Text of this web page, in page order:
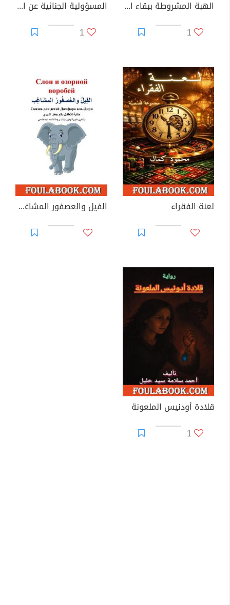
الهبة المشروطة ببقاء المنفعة مدى الحياة
1
المسؤولية الجنائية عن الإهمال المهني الجسيم في المهن الحساسة
1
لعنة الفقراء الفيل والعصفور المشاغب - عربي .. روسي
قلادة أودنيس الملعونة
1